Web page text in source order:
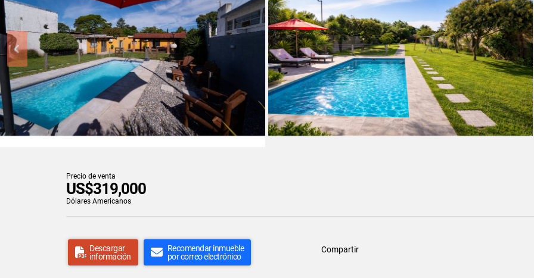
Precio de venta
US$319,000
Dólares Americanos
Descargar
información
Recomendar inmueble
por correo electrónico
Compartir